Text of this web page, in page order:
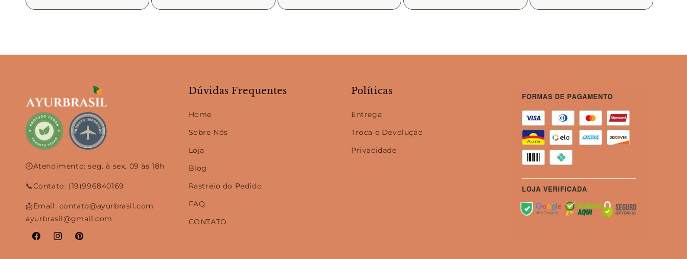
🕗Atendimento: seg. à sex. 09 às 18h
📞Contato: (19)996840169
📩Email: contato@ayurbrasil.com
ayurbrasil@gmail.com
FacebookInstagramPinterest
Dúvidas Frequentes
Home
Sobre Nós
Loja
Blog
Rastreio do Pedido
FAQ
CONTATO
Políticas
Entrega
Troca e Devolução
Privacidade